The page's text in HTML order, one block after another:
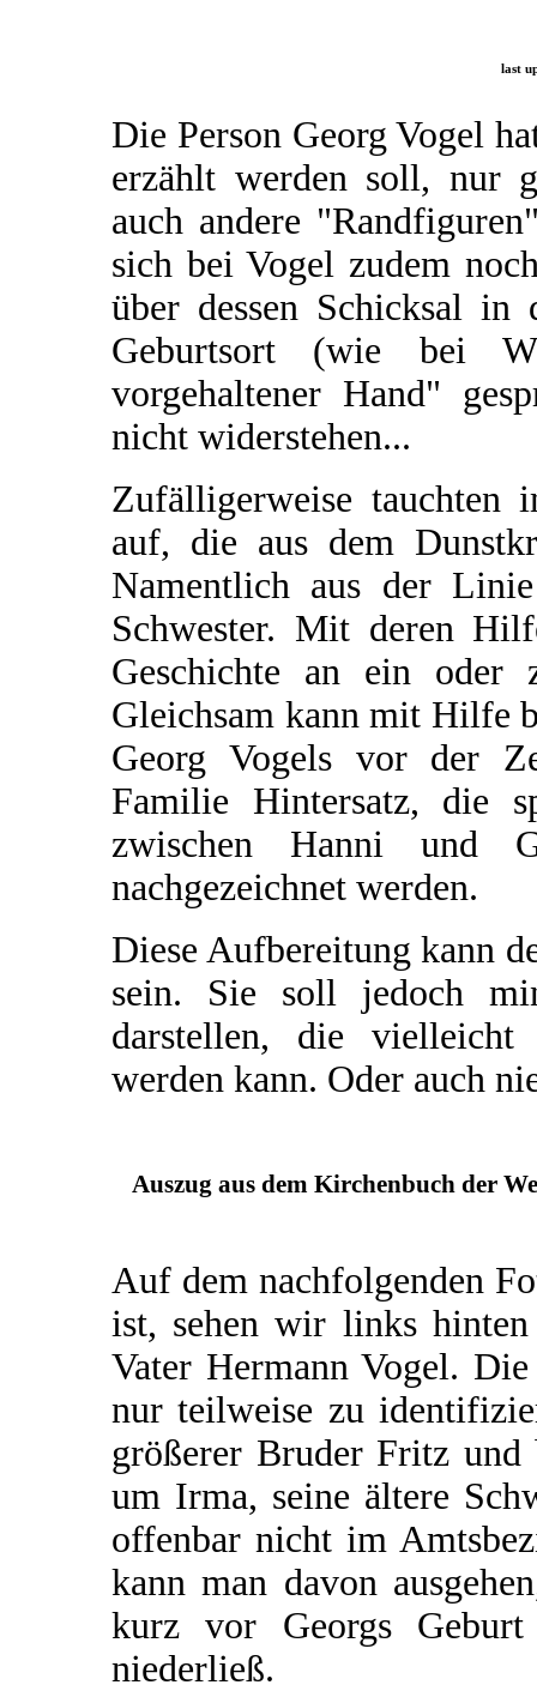
last
Die Person Georg Vogel
erzählt werden soll, nur
auch andere
sich bei Vogel zudem
über dessen Schicksal in
Geburtsort (wie bei
vorgehaltener Hand"
nicht widerstehen...
Zufälligerweise tauchten
auf, die aus dem
Namentlich aus der
Schwester. Mit deren
Geschichte an ein oder
Gleichsam kann mit Hilfe
Georg Vogels vor der
Familie Hintersatz, die
zwischen Hanni und
nachgezeichnet werden.
Diese Aufbereitung kann
sein. Sie soll jedoch
darstellen, die vielleicht
werden kann. Oder auch
Auszug aus dem Kirchenbuch der
Auf dem nachfolgenden
ist, sehen wir links hinten
Vater Hermann Vogel.
nur teilweise zu
größerer Bruder Fritz und
um Irma, seine ältere
offenbar nicht im
kann man davon
kurz vor Georgs
niederließ.